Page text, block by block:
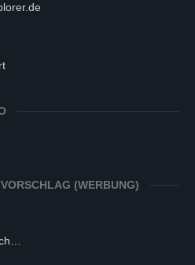
(WERBUNG)